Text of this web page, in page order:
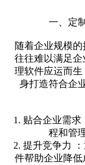
一、定
随着企业规模
往往难以满足
理软件应运而
身打造符合企
1. 贴合企业需
程和管
2. 提升竞争力
件帮助企业降